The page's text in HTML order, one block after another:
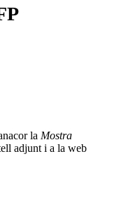
la Mostra
adjunt i a la web